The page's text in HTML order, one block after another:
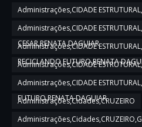
Administrações,CIDADE
Administrações,CIDADE
CESAR,RENATA DAGUIAR
Administrações,CIDADE
RECICLANDO FUTURO,RENATA
Administrações,CIDADE
Administrações,CIDADE
FUTURO,RENATA DAGUIAR
Administrações,Cidades,CRUZEIRO